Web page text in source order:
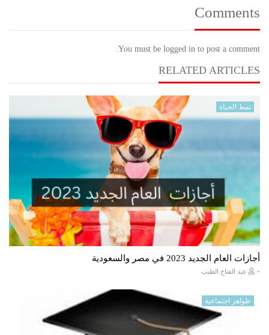
Comments
You must be logged in to post a comment.
RELATED ARTICLES
نمط الحياة
أجازات العام الجديد 2023 في مصر والسعودية
- عبد الفتاح الطيب
ظواهر اجتماعية